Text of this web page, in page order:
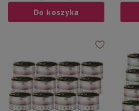
Do koszyka